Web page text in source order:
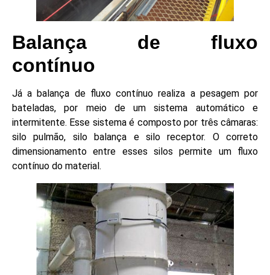
Balança de fluxo
contínuo
Já a balança de fluxo contínuo realiza a pesagem por
bateladas, por meio de um sistema automático e
intermitente. Esse sistema é composto por três câmaras:
silo pulmão, silo balança e silo receptor. O correto
dimensionamento entre esses silos permite um fluxo
contínuo do material.